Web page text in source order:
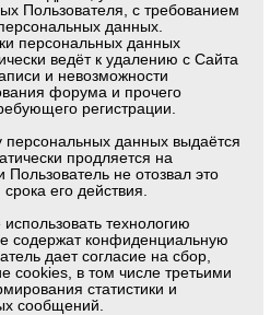
Пользователя, с требованием
данных.
персональных данных
ведёт к удалению с Сайта
и невозможности
форума и прочего
регистрации.
персональных данных выдаётся
продляется на
не отозвал это
его действия.
технологию
содержат конфиденциальную
дает согласие на сбор,
cookies, в том числе третьими
статистики и
сообщений.